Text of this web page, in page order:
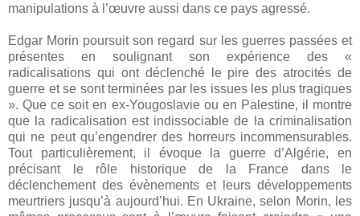
manipulations à l’œuvre aussi dans ce pays agressé.
Edgar Morin poursuit son regard sur les guerres passées et
présentes en soulignant son expérience des «
radicalisations qui ont déclenché le pire des atrocités de
guerre et se sont terminées par les issues les plus tragiques
». Que ce soit en ex-Yougoslavie ou en Palestine, il montre
que la radicalisation est indissociable de la criminalisation
qui ne peut qu’engendrer des horreurs incommensurables.
Tout particulièrement, il évoque la guerre d’Algérie, en
précisant le rôle historique de la France dans le
déclenchement des évènements et leurs développements
meurtriers jusqu’à aujourd’hui. En Ukraine, selon Morin, les